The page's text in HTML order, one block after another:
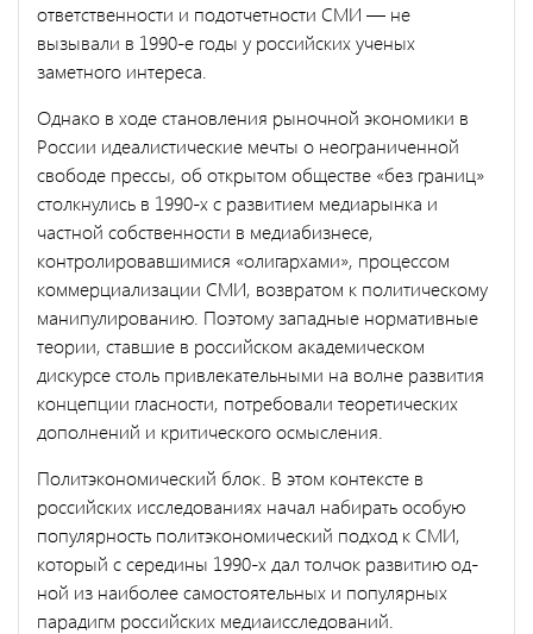
ответст­венности и подотчетности СМИ — не
вызывали в 1990-е годы у рос­сийских ученых
заметного интереса.
Однако в ходе становления рыночной экономики в
России идеа­листические мечты о неограниченной
свободе прессы, об открытом обществе «без границ»
столкнулись в 1990-х с развитием медиарынка и
частной собственности в медиабизнесе,
контролировавшимися «олигархами», процессом
коммерциализации СМИ, возвратом к по­литическому
манипулированию. Поэтому западные нормативные
те­ории, ставшие в российском академическом
дискурсе столь привле­кательными на волне развития
концепции гласности, потребовали теоретических
дополнений и критического осмысления.
Политэкономический блок. В этом контексте в
российских иссле­дованиях начал набирать особую
популярность политэкономический подход к СМИ,
который с середины 1990-х дал толчок развитию од­
ной из наиболее самостоятельных и популярных
парадигм россий­ских медиаисследований.